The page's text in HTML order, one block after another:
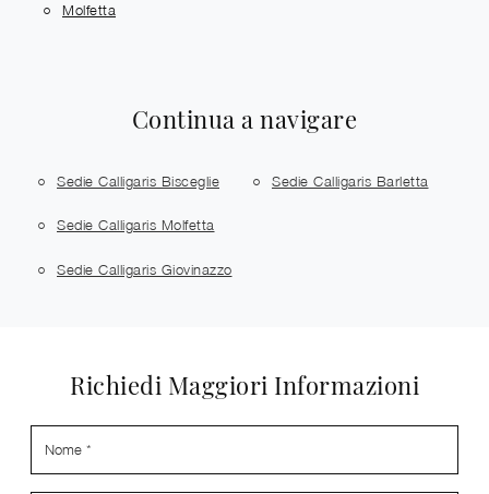
Molfetta
Continua a navigare
Sedie Calligaris Bisceglie Sedie Calligaris Barletta
Sedie Calligaris Molfetta
Sedie Calligaris Giovinazzo
Richiedi Maggiori Informazioni